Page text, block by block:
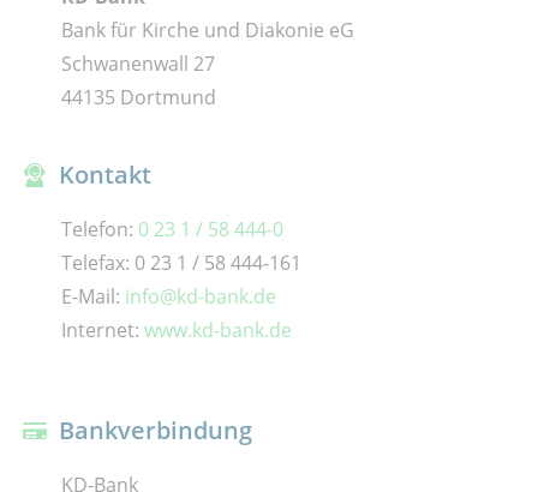
Bank für Kirche und Diakonie eG
Schwanenwall 27
44135 Dortmund
Kontakt
Telefon: 0 23 1 / 58 444-0
Telefax: 0 23 1 / 58 444-161
E-Mail: info@kd-bank.de
Internet: www.kd-bank.de
Bankverbindung
KD-Bank